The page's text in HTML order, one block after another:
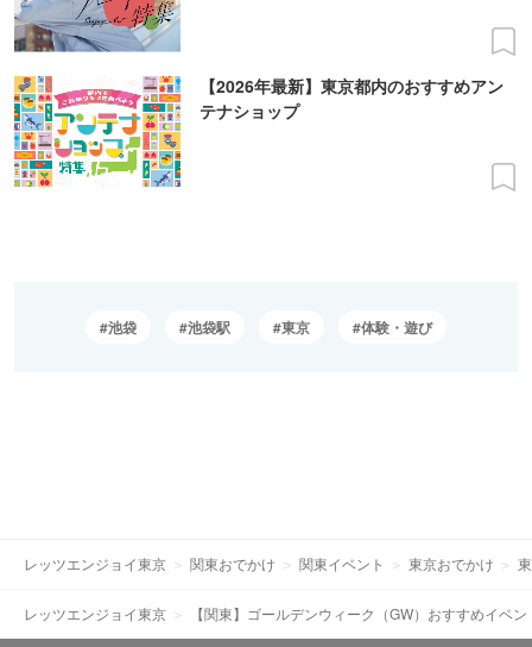
【2026年最新】東京都内のおすすめアン
テナショップ
池袋 池袋駅 東京 体験・遊び
レッツエンジョイ東京 関東おでかけ 関東イベント 東京おでかけ
レッツエンジョイ東京 【関東】ゴールデンウィーク（GW）おすすめイベ